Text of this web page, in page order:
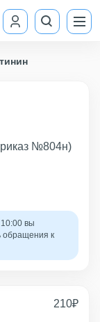
210₽
№804н)
вы
обращения к